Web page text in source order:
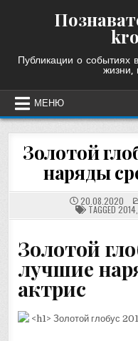
Публикации о событиях
жизни,
МЕНЮ
Золотой
наряды
20.08.2020
TAGGED2014
Золотой
лучшие
актрис